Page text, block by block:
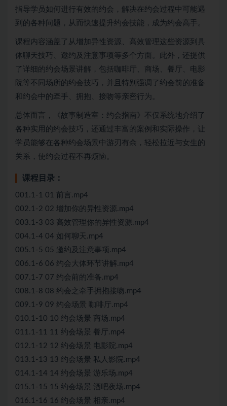
指导学员如何进行有效的约会，解决在约会过程中可能遇
到的各种问题，从而快速提升约会技能，成为约会高手。
课程内容涵盖了从增加异性资源、高效管理这些资源到具
体聊天技巧、邀约及注意事项等多个方面。此外，还提供
了详细的约会场景讲解，包括咖啡厅、商场、餐厅、电影
院等不同场所的约会技巧，并且特别强调了约会前的准备
和约会中的牵手、拥抱、接吻等亲密行为。
总体而言，《故事制造室：约会指南》不仅系统地介绍了
各种实用的约会技巧，还通过丰富的案例和实际操作，让
学员能够在各种约会场景中游刃有余，轻松拉近与女生的
关系，使约会过程不再烦恼。
课程目录：
001.1-1 01 前言.mp4
002.1-2 02 增加你的异性资源.mp4
003.1-3 03 高效管理你的异性资源.mp4
004.1-4 04 如何聊天.mp4
005.1-5 05 邀约及注意事项.mp4
006.1-6 06 约会大体环节讲解.mp4
007.1-7 07 约会前的准备.mp4
008.1-8 08 约会之牵手拥抱接吻.mp4
009.1-9 09 约会场景 咖啡厅.mp4
010.1-10 10 约会场景 商场.mp4
011.1-11 11 约会场景 餐厅.mp4
012.1-12 12 约会场景 电影院.mp4
013.1-13 13 约会场景 私人影院.mp4
014.1-14 14 约会场景 游乐场.mp4
015.1-15 15 约会场景 酒吧夜场.mp4
016.1-16 16 约会场景 相亲.mp4